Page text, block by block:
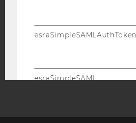
AMBA
esraSimpleSAMLAuthToken
esraSimpleSAML